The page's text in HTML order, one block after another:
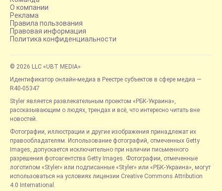
О компании
Реклама
Правила пользования
Правовая информация
Политика конфиденциальности
© 2026 LLC «UBT MEDIA»
Идентификатор онлайн-медиа в Реестре субъектов в сфере медиа —
R40-05347
Styler является развлекательным проектом «РБК-Украина»,
рассказывающим о людях, трендах и всё, что интересно читать вне
новостей.
Фотографии, иллюстрации и другие изображения принадлежат их
правообладателям. Использование фотографий, отмеченных Getty
Images, допускается исключительно при наличии письменного
разрешения фотоагентства Getty Images. Фотографии, отмеченные
логотипом «Styler» или подписанные «Styler» или «РБК-Украина», могут
использоваться на условиях лицензии Creative Commons Attribution
4.0 International.